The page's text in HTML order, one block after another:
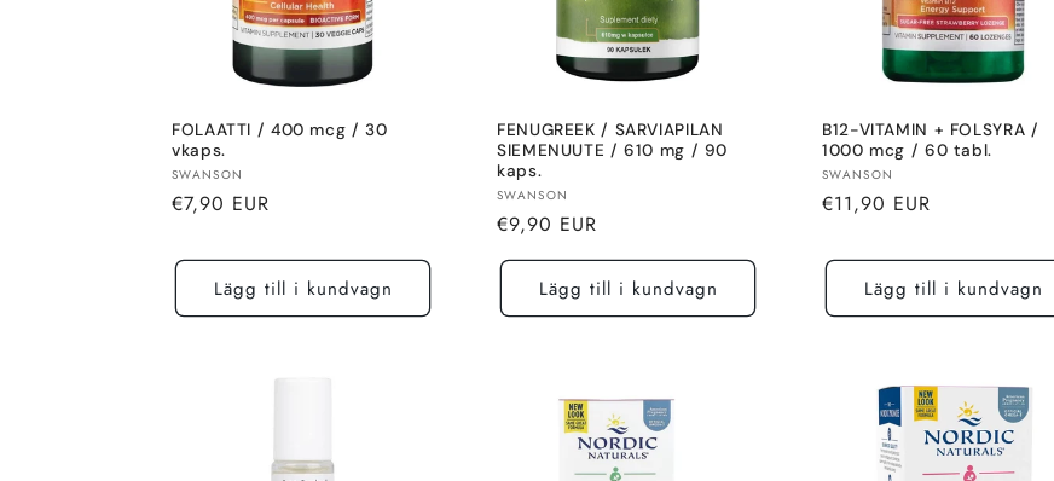
FOLAATTI / 400 mcg / 30
vkaps.
Säljare:
SWANSON
Normalt
€7,90 EUR
Lägg till i kundvagn
FENUGREEK / SARVIAPILAN
SIEMENUUTE / 610 mg / 90
kaps.
Säljare:
SWANSON
Normalt
pris
€9,90 EUR
Lägg till i kundvagn
B12-VITAMIN + FOLSYRA /
1000 mcg / 60 tabl.
Säljare:
SWANSON
Normalt
€11,90 EUR
Lägg till i kundvagn